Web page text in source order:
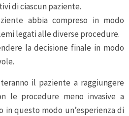
di ciascun paziente.
abbia compreso in modo
legati alle diverse procedure.
la decisione finale in modo
il paziente a raggiungere
le procedure meno invasive a
in questo modo un’esperienza di